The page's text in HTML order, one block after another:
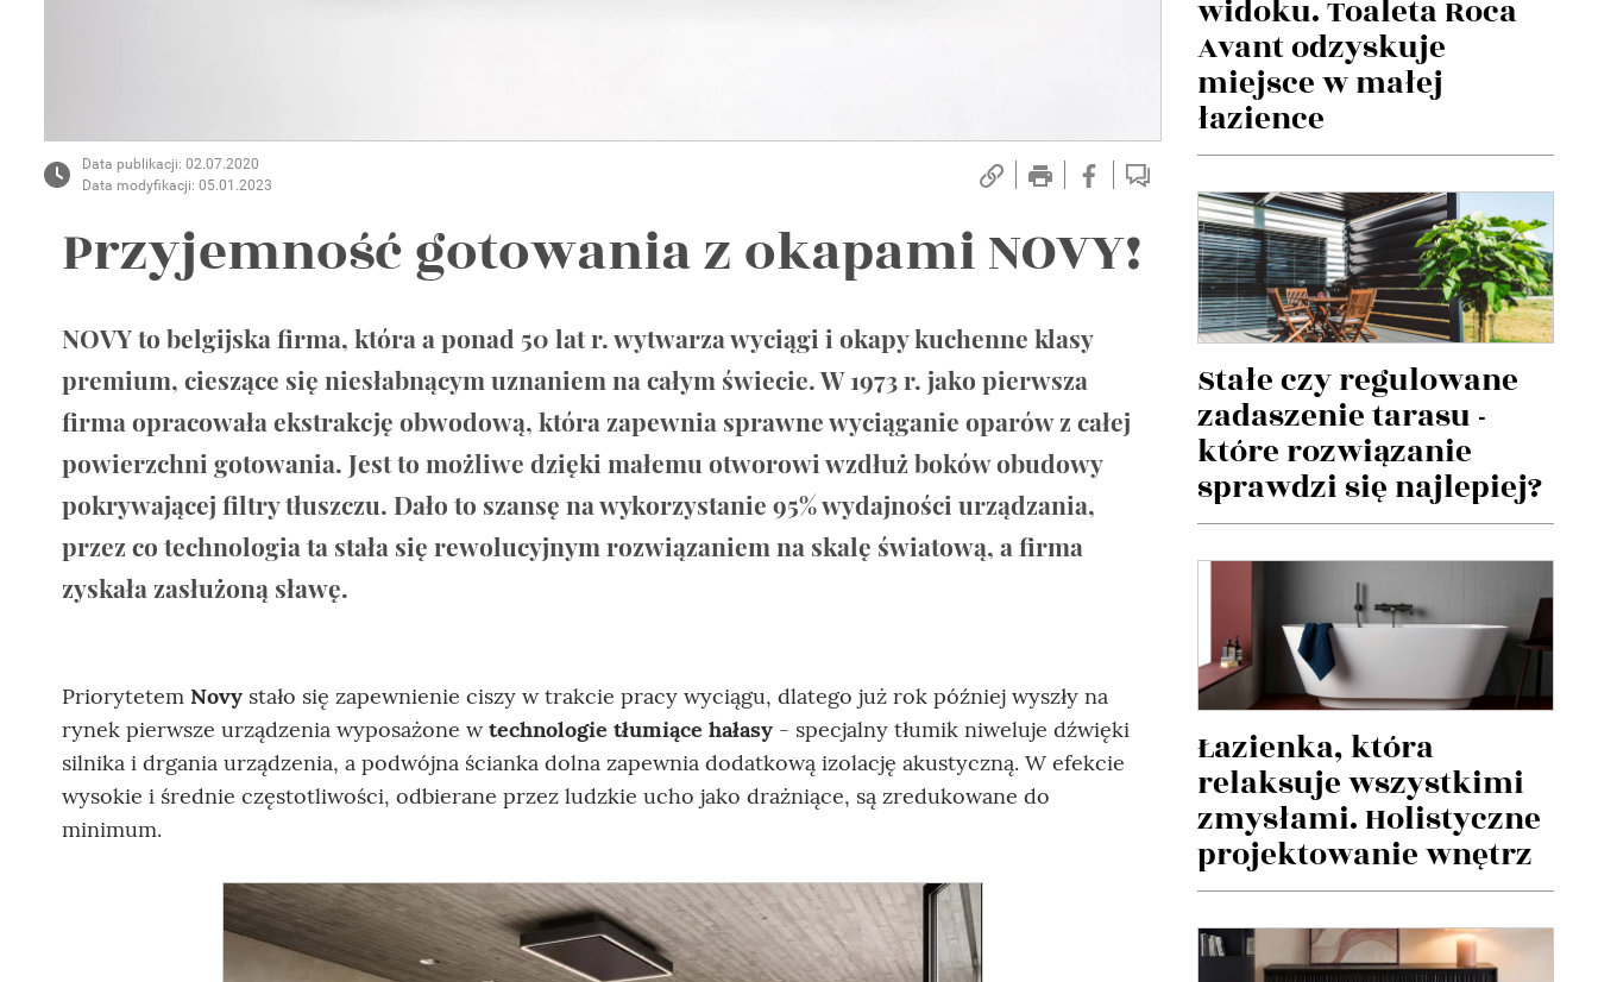
Data publikacji: 02.07.2020
Data modyfikacji: 05.01.2023
Przyjemność gotowania z okapami NOVY!
NOVY to belgijska firma, która a ponad 50 lat r. wytwarza wyciągi i okapy kuchenne klasy
premium, cieszące się niesłabnącym uznaniem na całym świecie. W 1973 r. jako pierwsza
firma opracowała ekstrakcję obwodową, która zapewnia sprawne wyciąganie oparów z całej
powierzchni gotowania. Jest to możliwe dzięki małemu otworowi wzdłuż boków obudowy
pokrywającej filtry tłuszczu. Dało to szansę na wykorzystanie 95% wydajności urządzania,
przez co technologia ta stała się rewolucyjnym rozwiązaniem na skalę światową, a firma
zyskała zasłużoną sławę.
Priorytetem Novy stało się zapewnienie ciszy w trakcie pracy wyciągu, dlatego już rok później wyszły na
rynek pierwsze urządzenia wyposażone wtechnologie tłumiące hałasy - specjalny tłumik niweluje dźwięki
silnika i drgania urządzenia, a podwójna ścianka dolna zapewnia dodatkową izolację akustyczną. W efekcie
wysokie i średnie częstotliwości, odbierane przez ludzkie ucho jako drażniące, są zredukowane do
minimum.
widoku. Toaleta Roca
Avant odzyskuje
miejsce w małej
łazience
Stałe czy regulowane
zadaszenie tarasu -
które rozwiązanie
sprawdzi się najlepiej?
Łazienka, która
relaksuje wszystkimi
zmysłami. Holistyczne
projektowanie wnętrz